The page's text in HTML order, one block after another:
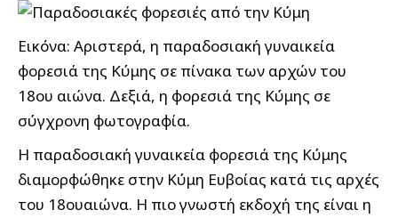
Εικόνα: Αριστερά, η παραδοσιακή γυναικεία
φορεσιά της Κύμης σε πίνακα των αρχών του
18ου αιώνα. Δεξιά, η φορεσιά της Κύμης σε
σύγχρονη φωτογραφία.
Η παραδοσιακή γυναικεία φορεσιά της Κύμης
διαμορφώθηκε στην Κύμη Ευβοίας κατά τις αρχές
του 18ουαιώνα. Η πιο γνωστή εκδοχή της είναι η